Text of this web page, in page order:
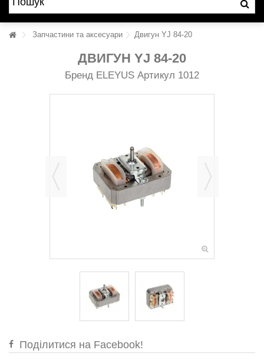
Запчастини та аксесуари Двигун YJ 84-20
ДВИГУН YJ 84-20
Бренд ELEYUS Артикул 1012
Поділитися на Facebook!